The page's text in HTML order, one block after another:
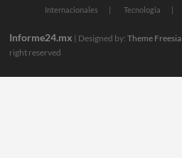
Internacionales
Tecnologia
Informe24.mx | Designed by:Theme Freesia
right reserved